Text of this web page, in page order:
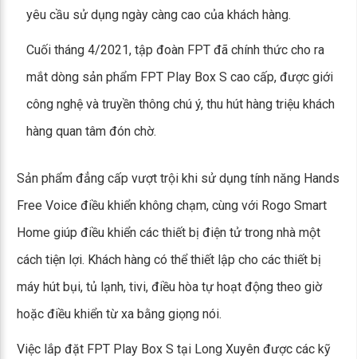
yêu cầu sử dụng ngày càng cao của khách hàng.
Cuối tháng 4/2021, tập đoàn FPT đã chính thức cho ra
mắt dòng sản phẩm FPT Play Box S cao cấp, được giới
công nghệ và truyền thông chú ý, thu hút hàng triệu khách
hàng quan tâm đón chờ.
Sản phẩm đẳng cấp vượt trội khi sử dụng tính năng Hands
Free Voice điều khiển không chạm, cùng với Rogo Smart
Home giúp điều khiển các thiết bị điện tử trong nhà một
cách tiện lợi. Khách hàng có thể thiết lập cho các thiết bị
máy hút bụi, tủ lạnh, tivi, điều hòa tự hoạt động theo giờ
hoặc điều khiển từ xa bằng giọng nói.
Việc lắp đặt FPT Play Box S tại Long Xuyên được các kỹ